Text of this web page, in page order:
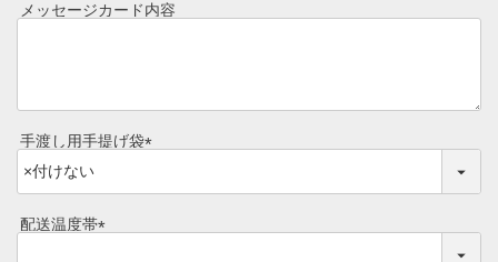
メッセージカード内容
手渡し用手提げ袋
必
配送温度帯